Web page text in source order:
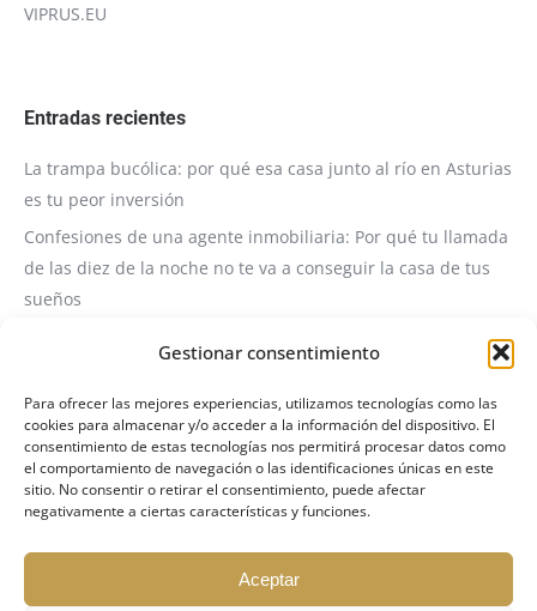
Gestionar consentimiento
Para ofrecer las mejores experiencias, utilizamos tecnologías como las
cookies para almacenar y/o acceder a la información del dispositivo. El
consentimiento de estas tecnologías nos permitirá procesar datos como
el comportamiento de navegación o las identificaciones únicas en este
sitio. No consentir o retirar el consentimiento, puede afectar
negativamente a ciertas características y funciones.
Aceptar
VIPRUS.EU
Entradas recientes
La trampa bucólica: por qué esa casa junto al río en Asturias
es tu peor inversión
Confesiones de una agente inmobiliaria: Por qué tu llamada
de las diez de la noche no te va a conseguir la casa de tus
sueños
❗️❗️COMUNICADO OFICIAL: ACTUALIZACIÓN DE LA POLÍTICA DE
VISITAS A INMUEBLES❗️❗️
Invertir en Propiedades de Fondos: El Arte de Transformar
Problemas en Rentabilidad